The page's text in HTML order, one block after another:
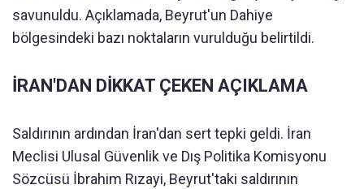
savunuldu. Açıklamada, Beyrut'un Dahiye
bölgesindeki bazı noktaların vurulduğu belirtildi.
İRAN'DAN DİKKAT ÇEKEN AÇIKLAMA
Saldırının ardından İran'dan sert tepki geldi. İran
Meclisi Ulusal Güvenlik ve Dış Politika Komisyonu
Sözcüsü İbrahim Rızayi, Beyrut'taki saldırının